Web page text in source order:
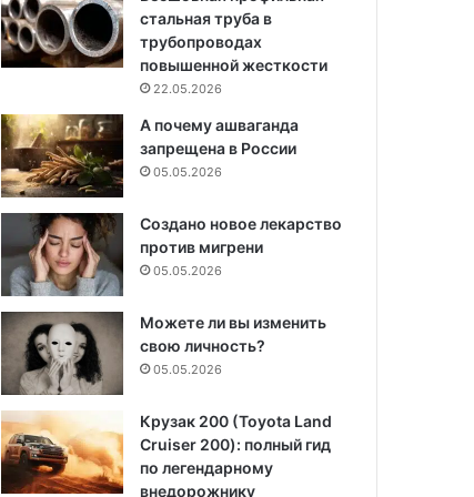
стальная труба в
трубопроводах
повышенной жесткости
22.05.2026
А почему ашваганда
запрещена в России
05.05.2026
Создано новое лекарство
против мигрени
05.05.2026
Можете ли вы изменить
свою личность?
05.05.2026
Крузак 200 (Toyota Land
Cruiser 200): полный гид
по легендарному
внедорожнику